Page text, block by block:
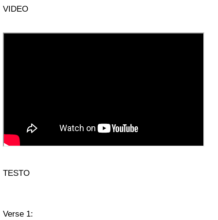
VIDEO
TESTO
Verse 1: